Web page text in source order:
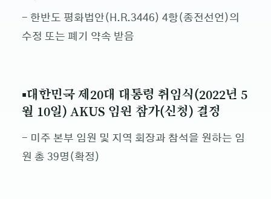
- 한반도 평화법안(H.R.3446) 4항(종전선언)의
수정 또는 폐기 약속 받음
▪대한민국 제20대 대통령 취임식(2022년 5
월 10일) AKUS 임원 참가(신청) 결정
- 미주 본부 임원 및 지역 회장과 참석을 원하는 임
원 총 39명(확정)